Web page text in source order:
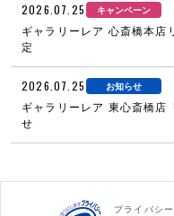
2026.07.25 キャンペーン
ギャラリーレア 心斎橋本店
定
2026.07.25 お知らせ
ギャラリーレア 東心斎橋店
せ
プライバシ